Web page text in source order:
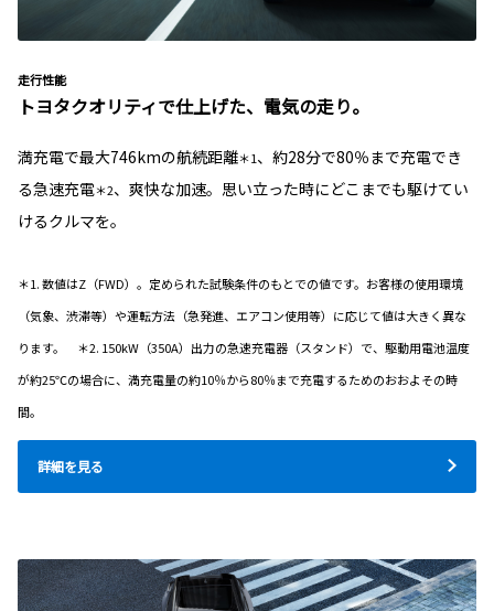
走行性能
トヨタクオリティで仕上げた、電気の走り。
満充電で最大746kmの航続距離＊1、約28分で80％まで充電でき
る急速充電＊2、爽快な加速。思い立った時にどこまでも駆けてい
けるクルマを。
＊1. 数値はZ（FWD）。定められた試験条件のもとでの値です。お客様の使用環境
（気象、渋滞等）や運転方法（急発進、エアコン使用等）に応じて値は大きく異な
ります。 ＊2. 150kW（350A）出力の急速充電器（スタンド）で、駆動用電池温度
が約25℃の場合に、満充電量の約10％から80％まで充電するためのおおよその時
間。
詳細を見る